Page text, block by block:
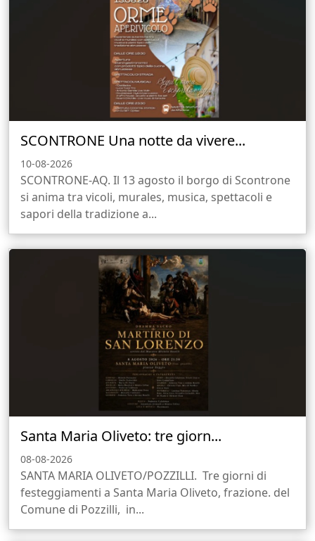
SCONTRONE Una notte da vivere...
10-08-2026
SCONTRONE-AQ. Il 13 agosto il borgo di Scontrone
si anima tra vicoli, murales, musica, spettacoli e
sapori della tradizione a...
Santa Maria Oliveto: tre giorn...
08-08-2026
SANTA MARIA OLIVETO/POZZILLI. Tre giorni di
festeggiamenti a Santa Maria Oliveto, frazione. del
Comune di Pozzilli, in...